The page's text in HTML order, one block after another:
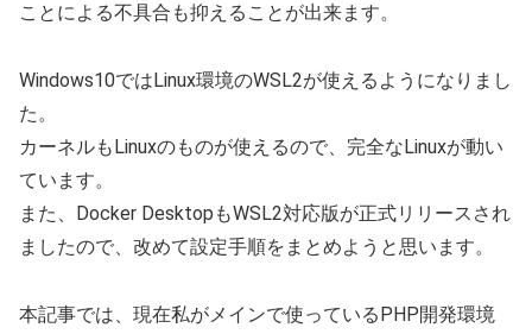
ことによる不具合も抑えることが出来ます。
Windows10ではLinux環境のWSL2が使えるようになりまし
た。
カーネルもLinuxのものが使えるので、完全なLinuxが動い
ています。
また、Docker DesktopもWSL2対応版が正式リリースされ
ましたので、改めて設定手順をまとめようと思います。
本記事では、現在私がメインで使っているPHP開発環境